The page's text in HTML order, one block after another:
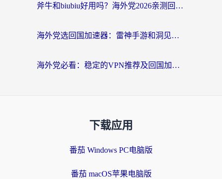
斧牛和biubiu好用吗？海外党2026亲测回国加速器指南，附番茄加速器深度体验
海外党选回国加速器：雷神手游和洞见哪个好？附iPhone免费VPN推荐及ChickCNUfunR实测
海外党必看：稳定的VPN推荐及回国加速器选择全攻略——告别地域限制，轻松刷国内资源
下载应用
番茄 Windows PC电脑版
番茄 macOS苹果电脑版